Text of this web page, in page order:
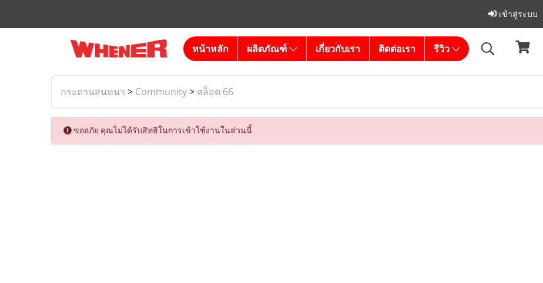
เข้าสู่ระบบ
หน้าหลัก ผลิตภัณฑ์ เกี่ยวกับเรา ติดต่อเรา รีวิว
กระดานสนทนา > Community> สล็อต 66
ขออภัย คุณไม่ได้รับสิทธิในการเข้าใช้งานในส่วนนี้